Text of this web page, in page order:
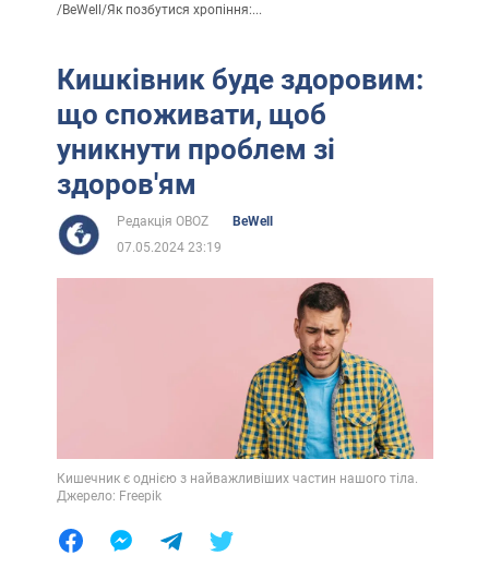
/BeWell/Як позбутися хропіння:...
Кишківник буде здоровим:
що споживати, щоб
уникнути проблем зі
здоров'ям
Редакція OBOZ
BeWell
07.05.2024 23:19
Кишечник є однією з найважливіших частин нашого тіла.
Джерело: Freepik